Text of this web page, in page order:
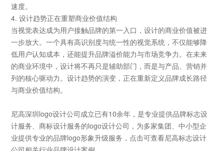
速度。
4. 设计趋势正在重塑商业价值结构
当视觉表达成为用户接触品牌的第一入口，设计的商业价值被进
一步放大。一个具有高识别度与统一性的视觉系统，不仅能够降
低用户认知成本，还能提升品牌溢价能力与市场竞争力。在未来
的商业环境中，设计将不再只是辅助部门，而是与产品、营销并
列的核心驱动力。设计趋势的演变，正在重新定义品牌成长路径
与商业价值结构。
尼高深圳logo设计公司成立已有10余年，是专业提供品牌标志设
计服务、商标设计服务的logo设计公司 ，为多家集团、中小型企
业提供专业的品牌logo形象升级服务，点击可查看尼高标志设计